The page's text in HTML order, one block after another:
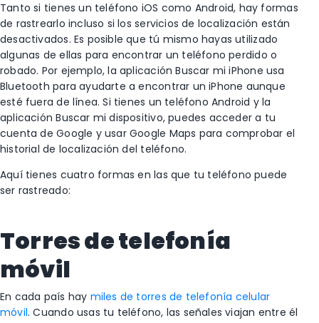
Tanto si tienes un teléfono iOS como Android, hay formas
de rastrearlo incluso si los servicios de localización están
desactivados. Es posible que tú mismo hayas utilizado
algunas de ellas para encontrar un teléfono perdido o
robado. Por ejemplo, la aplicación Buscar mi iPhone usa
Bluetooth para ayudarte a encontrar un iPhone aunque
esté fuera de línea. Si tienes un teléfono Android y la
aplicación Buscar mi dispositivo, puedes acceder a tu
cuenta de Google y usar Google Maps para comprobar el
historial de localización del teléfono.
Aquí tienes cuatro formas en las que tu teléfono puede
ser rastreado:
Torres de telefonía
móvil
En cada país hay miles de torres de telefonía celular
móvil. Cuando usas tu teléfono, las señales viajan entre él